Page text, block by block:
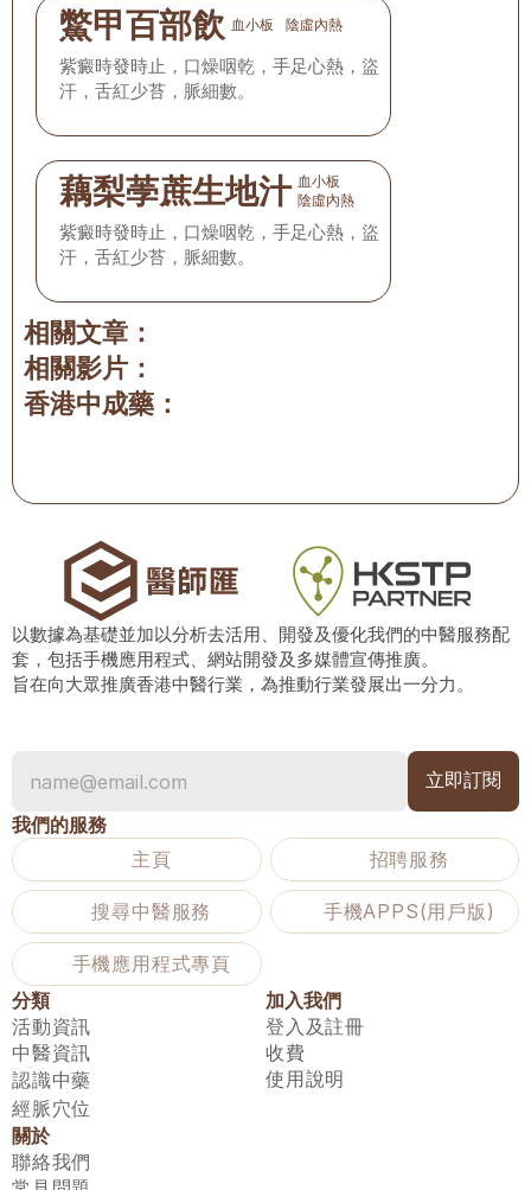
鱉甲百部飲 血小板 陰虛內熱
紫癜時發時止，口燥咽乾，手足心熱，盜
汗，舌紅少苔，脈細數。
藕梨荸蔗生地汁 血小板
陰虛內熱
紫癜時發時止，口燥咽乾，手足心熱，盜
汗，舌紅少苔，脈細數。
相關文章：
相關影片：
香港中成藥：
以數據為基礎並加以分析去活用、開發及優化我們的中醫服務配
套，包括手機應用程式、網站開發及多媒體宣傳推廣。
旨在向大眾推廣香港中醫行業，為推動行業發展出一分力。
我們的服務
主頁
招聘服務
搜尋中醫服務 手機APPS(用戶版)
手機應用程式專頁
分類
活動資訊
中醫資訊
認識中藥
經脈穴位
加入我們
登入及註冊
收費
使用說明
關於
聯絡我們